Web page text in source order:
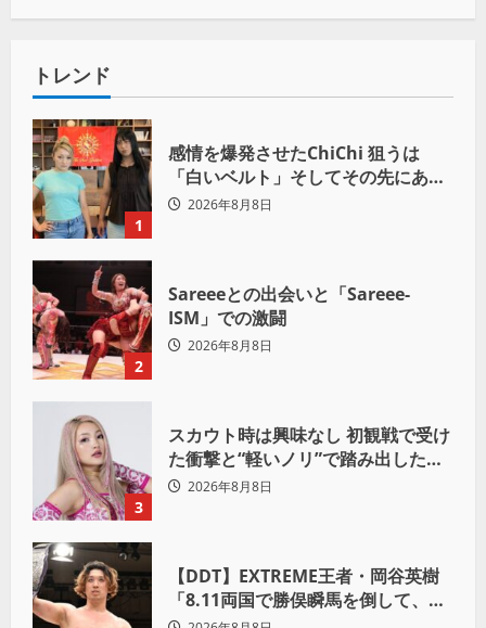
トレンド
1
感情を爆発させたChiChi 狙うは
「白いベルト」そしてその先にある
世界へ
2026年8月8日
2
Sareeeとの出会いと「Sareee-
ISM」での激闘
2026年8月8日
3
スカウト時は興味なし 初観戦で受け
た衝撃と“軽いノリ”で踏み出したプ
ロレスへの道
2026年8月8日
【DDT】EXTREME王者・岡谷英樹
「8.11両国で勝俣瞬馬を倒して、初